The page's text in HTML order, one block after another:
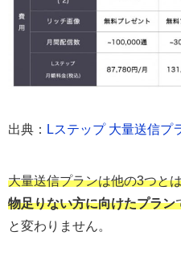
出典： Lステップ 大量送信プ
大量送信プランは他の3つと
物足りない方に向けたプラン
と変わりません。